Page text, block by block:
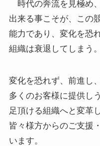
時代の奔流を見極め
出来る事こそが、この
能力であり、変化を恐
組織は衰退してしまう。
変化を恐れず、前進し
多くのお客様に提供し
足頂ける組織へと変革
皆々様方からのご支援
います。